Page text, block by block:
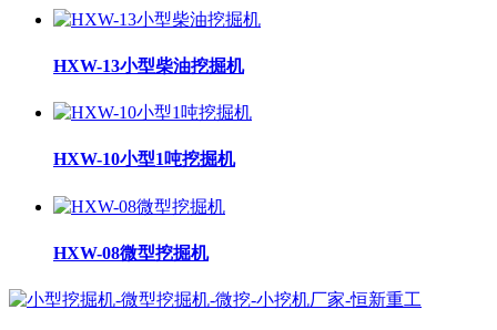
HXW-13小型柴油挖掘机
HXW-10小型1吨挖掘机
HXW-08微型挖掘机